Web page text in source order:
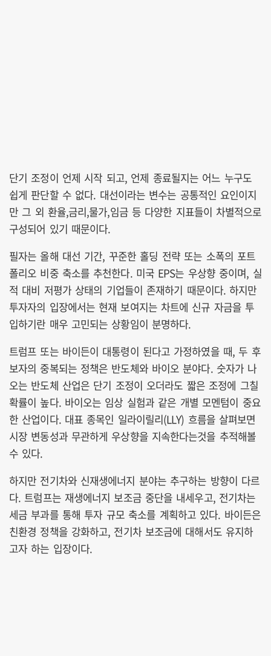
단기 조정이 언제 시작 되고, 언제 종료될지는 어느 누구도
쉽게 판단할 수 없다. 대선이라는 변수는 공통적인 요인이지
만 그 외 환율,금리,물가,임금 등 다양한 지표들이 차별적으로
구성되어 있기 때문이다.
필자는 올해 대선 기간, 꾸준한 홀딩 전략 또는 소폭의 포트
폴리오 비중 축소를 추천한다. 미국 EPS는 우상향 중이며, 실
적 대비 저평가 상태의 기업들이 존재하기 때문이다. 하지만
투자자의 입장에서는 현재 보여지는 차트에 신규 자금을 투
입하기란 매우 고민되는 상황임이 분명하다.
트럼프 또는 바이든이 대통령이 된다고 가정하였을 때, 두 후
보자의 중복되는 정책은 반도체와 바이오 분야다. 숫자가 나
오는 반도체 산업은 단기 조정이 오더라도 짧은 조정에 그칠
확률이 높다. 바이오는 임상 실험과 같은 개별 모멘텀이 중요
한 산업이다. 대표 종목인 일라이릴리(LLY) 흐름을 살펴보면
시장 변동성과 무관하게 우상향을 지속한다는것을 추적해볼
수 있다.
하지만 전기차와 신재생에너지 분야는 추구하는 방향이 다르
다. 트럼프는 재생에너지 보조금 중단을 내세우고, 전기차는
세금 부과를 통해 투자 규모 축소를 계획하고 있다. 바이든은
친환경 정책을 강화하고, 전기차 보조금에 대해서도 유지하
고자 하는 입장이다.